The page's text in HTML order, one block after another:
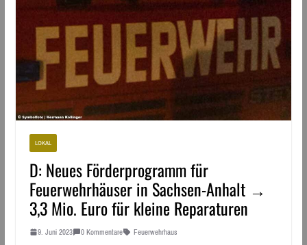
LOKAL
D: Neues Förderprogramm für
Feuerwehrhäuser in Sachsen-Anhalt →
3,3 Mio. Euro für kleine Reparaturen
9. Juni 2023 0 Kommentare Feuerwehrhaus